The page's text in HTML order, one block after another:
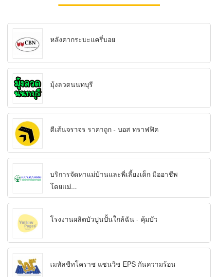
หลังคากระบะแครี่บอย
มุ้งลวดนนทบุรี
ตีเส้นจราจร ราคาถูก - บอส ทราฟฟิค
บริการจัดหาแม่บ้านและพี่เลี้ยงเด็ก มืออาชีพ
โดยแม่...
โรงงานผลิตบัวปูนปั้นใกล้ฉัน - คุ้มบัว
เมทัลชีทโคราช แซนวิช EPS กันความร้อน